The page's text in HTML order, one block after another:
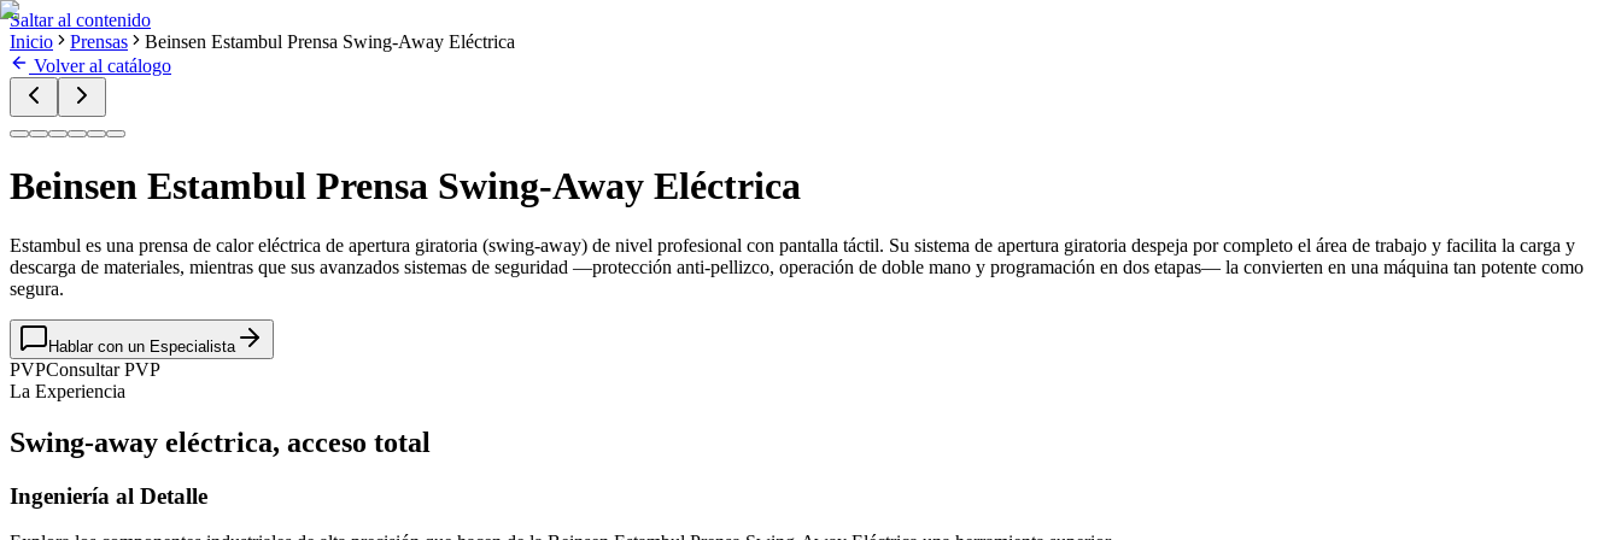
Saltar al contenido
Inicio
Prensas
Beinsen Estambul Prensa Swing-Away Eléctrica
Volver al catálogo
Beinsen Estambul Prensa Swing-Away Eléctrica
Estambul es una prensa de calor eléctrica de apertura giratoria (swing-away) de nivel profesional con pantalla táctil. Su sistema de apertura giratoria despeja por completo el área de trabajo y facilita la carga y
descarga de materiales, mientras que sus avanzados sistemas de seguridad —protección anti-pellizco, operación de doble mano y programación en dos etapas— la convierten en una máquina tan potente como
segura.
Hablar con un Especialista
PVPConsultar PVP
La Experiencia
Swing-away eléctrica, acceso total
Ingeniería al Detalle